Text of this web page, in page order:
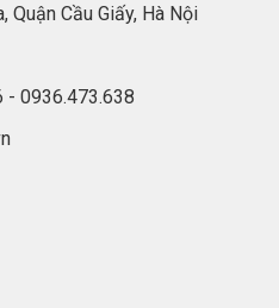
Quận Cầu Giấy, Hà Nội
- 0936.473.638